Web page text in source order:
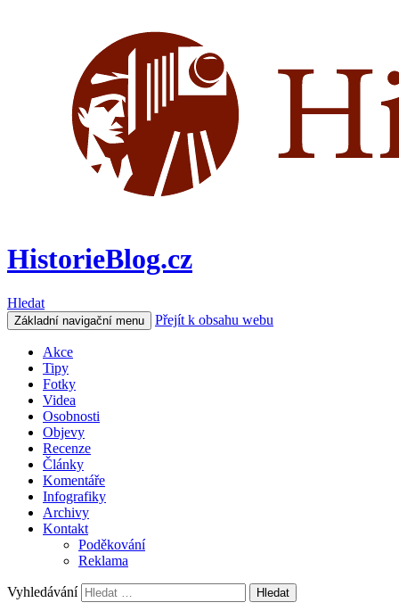
HistorieBlog.cz
Hledat
Základní navigační menu Přejít k obsahu webu
Akce
Tipy
Fotky
Videa
Osobnosti
Objevy
Recenze
Články
Komentáře
Infografiky
Archivy
Kontakt
Poděkování
Reklama
Vyhledávání